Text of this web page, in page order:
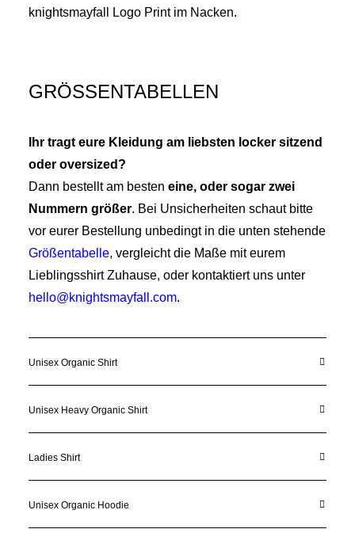
knightsmayfall Logo Print im Nacken.
GRÖSSENTABELLEN
Ihr tragt eure Kleidung am liebsten locker sitzend
oder oversized?
Dann bestellt am besten eine, oder sogar zwei
Nummern größer. Bei Unsicherheiten schaut bitte
vor eurer Bestellung unbedingt in die unten stehende
Größentabelle, vergleicht die Maße mit eurem
Lieblingsshirt Zuhause, oder kontaktiert uns unter
hello@knightsmayfall.com.
Unisex Organic Shirt
Unisex Heavy Organic Shirt
Ladies Shirt
Unisex Organic Hoodie